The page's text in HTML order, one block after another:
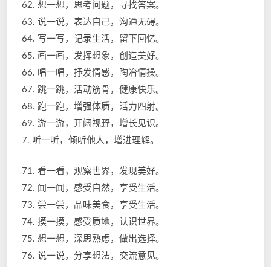
62. 想一想，思考问题，寻找答案。
63. 说一说，表达自己，沟通无碍。
64. 写一写，记录生活，留下回忆。
65. 画一画，发挥想象，创造美好。
66. 唱一唱，抒发情感，陶冶情操。
67. 跳一跳，活动筋骨，健康快乐。
68. 跑一跑，增强体质，活力四射。
69. 游一游，开阔视野，增长见识。
7. 听一听，倾听他人，增进理解。
71. 看一看，观察世界，发现美好。
72. 闻一闻，感受自然，享受生活。
73. 尝一尝，品味美食，享受生活。
74. 摸一摸，感受质地，认识世界。
75. 想一想，深思熟虑，做出选择。
76. 说一说，分享想法，交流意见。